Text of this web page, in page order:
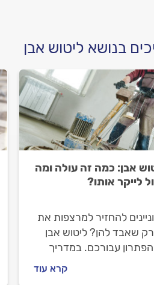
בנושא ליטוש אבן
אבן: כמה זה עולה ומה
לייקר אותו?
להחזיר למרצפות את
שאבד להן? ליטוש אבן
עבורכם. במדריך
מה עשוי לייקר את המחיר
קרא עוד